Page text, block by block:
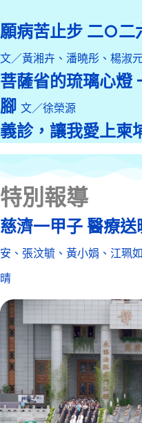
願病苦止步 二○二
文／黃湘卉、潘曉彤、楊淑
菩薩省的琉璃心燈
腳 文／徐榮源
義診，讓我愛上柬
特別報導
慈濟一甲子 醫療
安、張汶毓、黃小娟、江珮
晴